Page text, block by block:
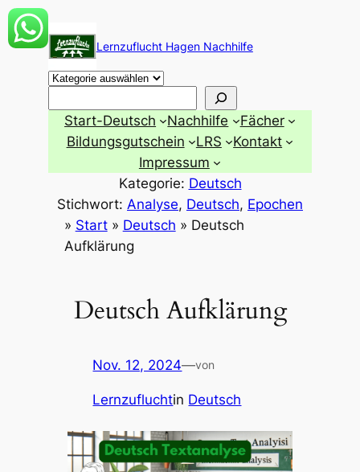
Zum
Inhalt
springen
Lernzuflucht Hagen Nachhilfe
Start-Deutsch Nachhilfe
Fächer
Bildungsgutschein
LRS
Kontakt
Impressum
Kategorie: Deutsch
Stichwort: Analyse, Deutsch, Epochen
» Start» Deutsch » Deutsch
Aufklärung
Deutsch Aufklärung
Nov. 12, 2024—von
Lernzufluchtin Deutsch